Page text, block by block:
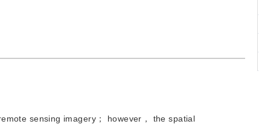
sensing imagery； however， the spatial